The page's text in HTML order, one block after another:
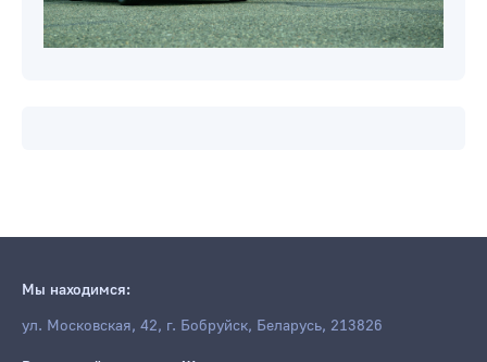
Мы находимся:
ул. Московская, 42, г. Бобруйск, Беларусь, 213826